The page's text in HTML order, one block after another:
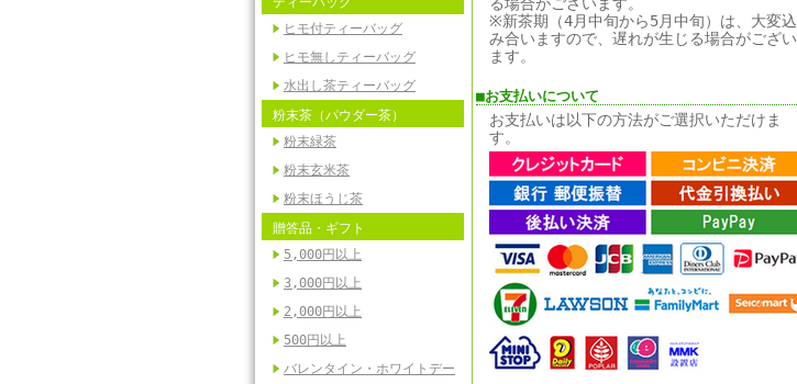
ヒモ付ティーバッグ
ヒモ無しティーバッグ
水出し茶ティーバッグ
粉末茶（パウダー茶）
粉末緑茶
粉末玄米茶
粉末ほうじ茶
贈答品・ギフト
5,000円以上
3,000円以上
2,000円以上
500円以上
バレンタイン・ホワイトデー
※新茶期（4月中旬から5月中旬）は、大変込
み合いますので、遅れが生じる場合がござい
ます。
■お支払いについて
お支払いは以下の方法がご選択いただけま
す。